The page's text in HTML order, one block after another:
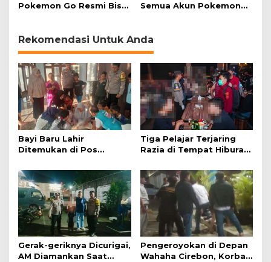
Pokemon Go Resmi Bisa
Semua Akun Pokemon
Rekomendasi Untuk Anda
Bayi Baru Lahir
Ditemukan di Pos
Tiga Pelajar Terjaring
Razia di Tempat Hiburan
Gerak-geriknya Dicurigai,
AM Diamankan Saat
Pengeroyokan di Depan
Wahaha Cirebon, Korban